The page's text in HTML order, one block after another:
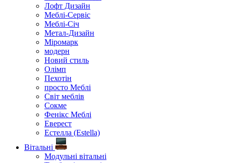
Лофт Дизайн
Меблі-Сервіс
Меблі-Січ
Метал-Дизайн
Міромарк
модерн
Новий стиль
Олімп
Пехотін
просто Меблі
Світ меблів
Сокме
Фенікс Меблі
Еверест
Естелла (Estella)
Вітальні
Модульні вітальні